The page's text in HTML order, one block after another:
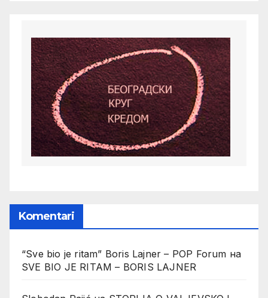
Komentari
“Sve bio je ritam” Boris Lajner – POP Forum на
SVE BIO JE RITAM – BORIS LAJNER